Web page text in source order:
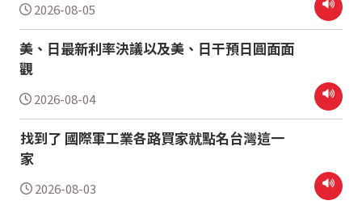
2026-08-05
美、日最新利率決議以及美、日干預日圓面面
觀
2026-08-04
找到了 國際軍工業各路買家就點名台灣這一
家
2026-08-03